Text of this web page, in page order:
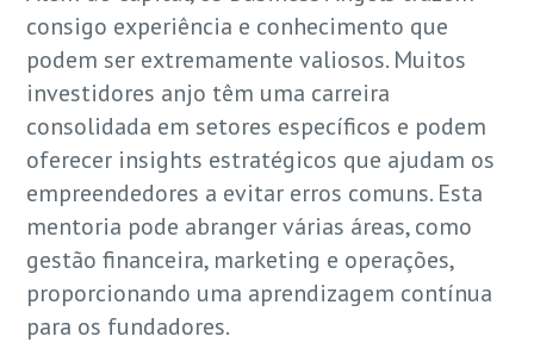
consigo experiência e conhecimento que
podem ser extremamente valiosos. Muitos
investidores anjo têm uma carreira
consolidada em setores específicos e podem
oferecer insights estratégicos que ajudam os
empreendedores a evitar erros comuns. Esta
mentoria pode abranger várias áreas, como
gestão financeira, marketing e operações,
proporcionando uma aprendizagem contínua
para os fundadores.